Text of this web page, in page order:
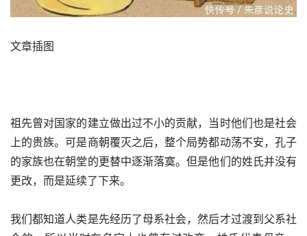
文章插图
祖先曾对国家的建立做出过不小的贡献，当时他们也是社会
上的贵族。可是商朝覆灭之后，整个局势都动荡不安，孔子
的家族也在朝堂的更替中逐渐落寞。但是他们的姓氏并没有
更改，而是延续了下来。
我们都知道人类是先经历了母系社会，然后才过渡到父系社